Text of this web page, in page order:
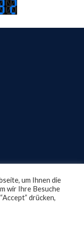
vorbehalten
um Ihnen die
wir Ihre Besuche
drücken,